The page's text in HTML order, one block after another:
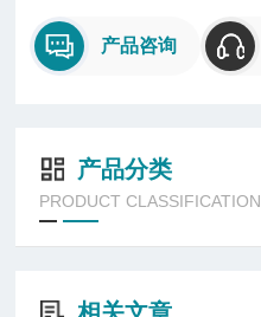
产品咨询
产品分类
PRODUCT CLASSIFICATION